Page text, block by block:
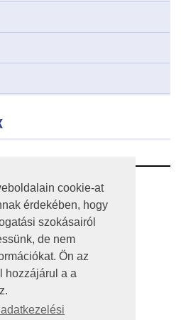
cookie-at
érdekében, hogy
szokásairól
de nem
Ön az
hozzájárul a a